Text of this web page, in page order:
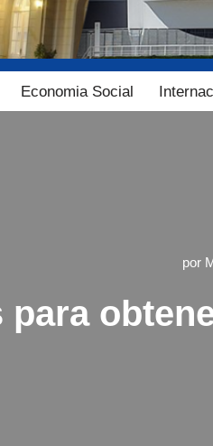
Economia Social
por
para